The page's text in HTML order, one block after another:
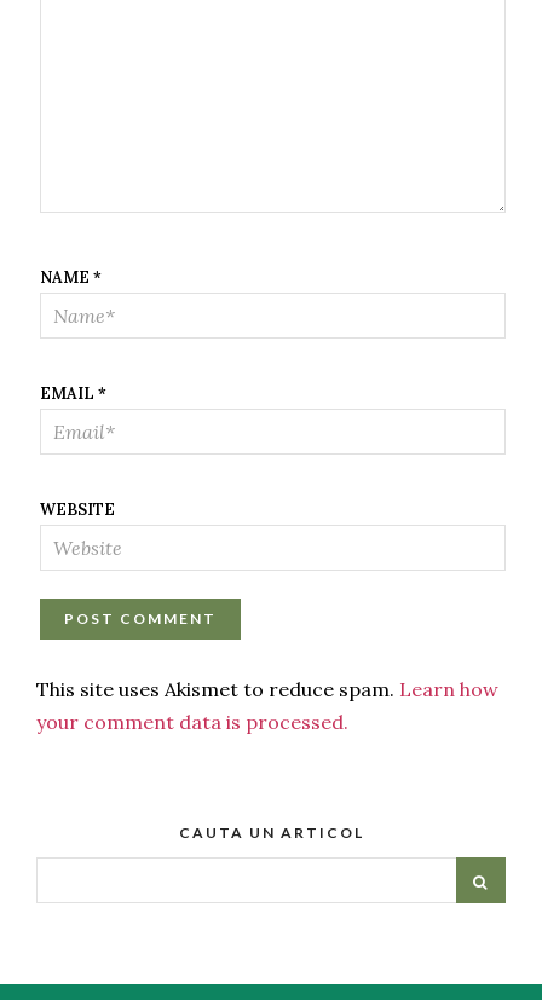
NAME *
EMAIL *
WEBSITE
This site uses Akismet to reduce spam. Learn how
your comment data is processed.
CAUTA UN ARTICOL